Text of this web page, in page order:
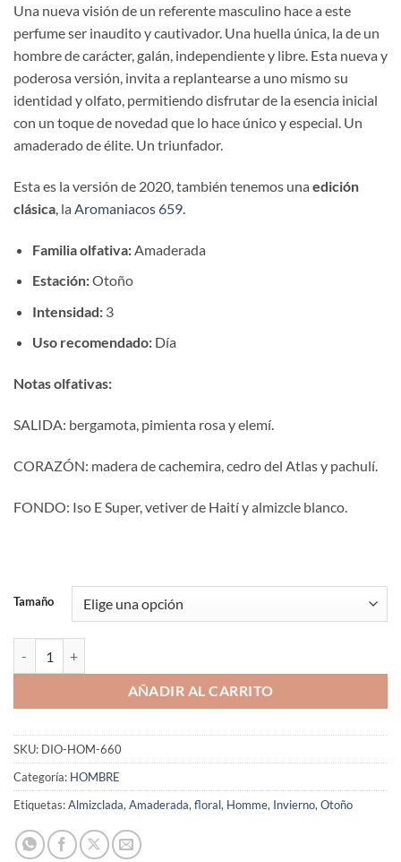
precios:
desde
€10,00
hasta
€17,00
Una nueva visión de un referente masculino hace a este
perfume ser inaudito y cautivador. Una huella única, la de un
hombre de carácter, galán, independiente y libre. Esta nueva y
poderosa versión, invita a replantearse a uno mismo su
identidad y olfato, permitiendo disfrutar de la esencia inicial
con un toque de novedad que lo hace único y especial. Un
amaderado de élite. Un triunfador.
Esta es la versión de 2020, también tenemos una edición
clásica , la Aromaniacos 659
Familia olfativa:Amaderada
Estación:Otoño
Intensidad:3
Uso recomendado:Día
Notas olfativas:
SALIDA: bergamota, pimienta rosa y elemí.
CORAZÓN: madera de cachemira, cedro del Atlas y pachulí.
FONDO: Iso E Super, vetiver de Haití y almizcle blanco.
Tamaño
AÑADIR AL CARRITO
SKU: DIO-HOM-660
Categoría: HOMBRE
Etiquetas:Almizclada, Amaderada, floral, Homme, Invierno, Otoño